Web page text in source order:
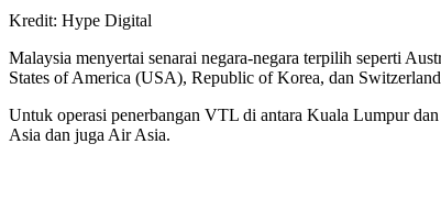
Kredit: Hype Digital
Malaysia menyertai senarai negara-negara terpilih seperti
States of America (USA), Republic of Korea, dan
Untuk operasi penerbangan VTL di antara Kuala Lumpur
Asia dan juga Air Asia.